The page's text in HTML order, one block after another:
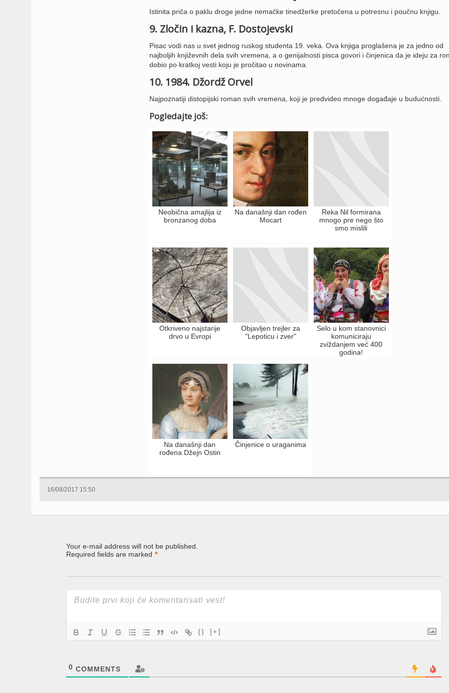
Istinita priča o paklu droge jedne nemačke tinedžerke pretočena u potresnu i poučnu knjigu.
9. Zločin i kazna, F. Dostojevski
Pisac vodi nas u svet jednog ruskog studenta 19. veka. Ova knjiga proglašena je za jedno od
najboljih književnih dela svih vremena, a o genijalnosti pisca govori i činjenica da je ideju za
dobio po kratkoj vesti koju je pročitao u novinama.
10. 1984. Džordž Orvel
Najpoznatiji distopijski roman svih vremena, koji je predvideo mnoge događaje u budućnosti.
Pogledajte još:
Neobična amajlija iz
bronzanog doba
Na današnji dan rođen
Mocart
Reka Nil formirana
mnogo pre nego što
smo mislili
Otkriveno najstarije
drvo u Evropi
Objavljen trejler za
"Lepoticu i zver"
Selo u kom stanovnici
komuniciraju
zviždanjem već 400
godina!
Na današnji dan
rođena Džejn Ostin
Činjenice o uraganima
16/08/2017 15:50
Your e-mail address will not be published.
Required fields are marked *
{} [+]
0 COMMENTS